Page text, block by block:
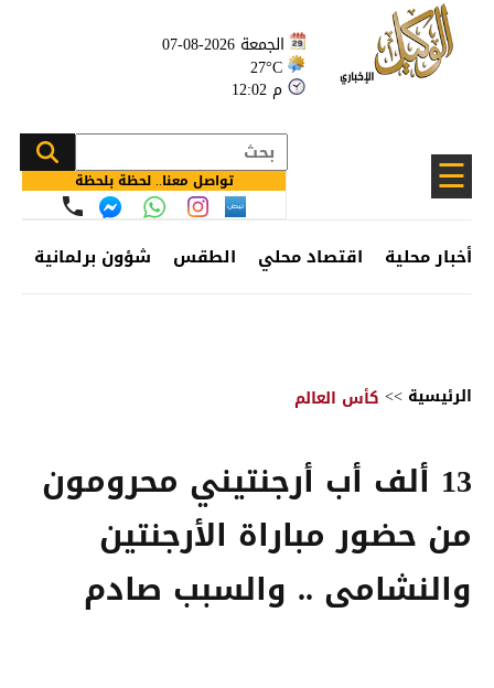
الجمعة 2026-08-07
27°C
12:02 م
☰ تواصل معنا.. لحظة بلحظة
أخبار محلية اقتصاد محلي الطقس شؤون برلمانية
الرئيسية >> كأس العالم
13 ألف أب أرجنتيني محرومون
من حضور مباراة الأرجنتين
والنشامى .. والسبب صادم